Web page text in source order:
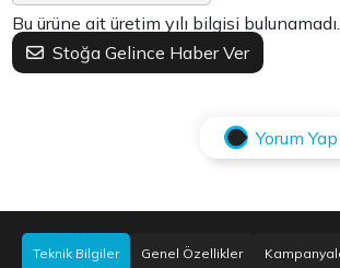
Bu ürüne ait üretim yılı bilgisi bulunamadı.
Stoğa Gelince Haber Ver
Yorum Yap
Teknik Bilgiler Genel Özellikler